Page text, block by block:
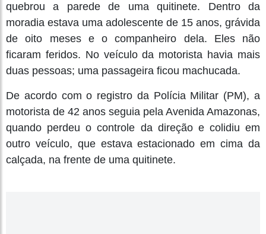
quebrou a parede de uma quitinete. Dentro da
moradia estava uma adolescente de 15 anos, grávida
de oito meses e o companheiro dela. Eles não
ficaram feridos. No veículo da motorista havia mais
duas pessoas; uma passageira ficou machucada.
De acordo com o registro da Polícia Militar (PM), a
motorista de 42 anos seguia pela Avenida Amazonas,
quando perdeu o controle da direção e colidiu em
outro veículo, que estava estacionado em cima da
calçada, na frente de uma quitinete.